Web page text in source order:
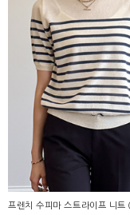
프렌치 수피마 스트라이프 니